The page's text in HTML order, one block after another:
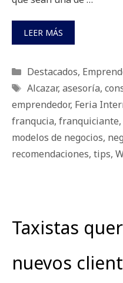
LEER MÁS
Categorías
Destacados,
Etiquetas
Alcazar, asesoría,
emprendedor, Feria
franqucia, franquiciante,
modelos de negocios,
recomendaciones, tips,
Taxistas
nuevos